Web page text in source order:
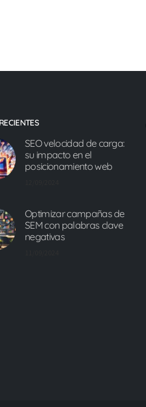
SEO velocidad de carga:
su impacto en el
posicionamiento web
Optimizar campañas de
SEM con palabras clave
negativas